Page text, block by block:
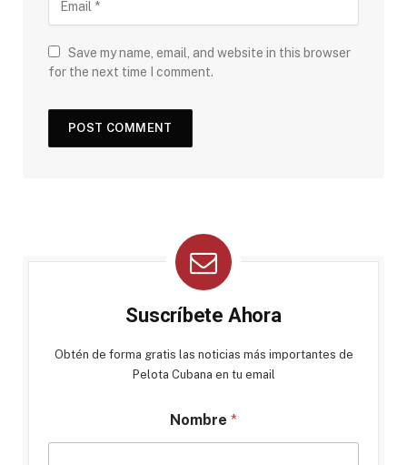
Save my name, email, and website in this browser
for the next time I comment.
Suscríbete Ahora
Obtén de forma gratis las noticias más importantes de
Pelota Cubana en tu email
Nombre *